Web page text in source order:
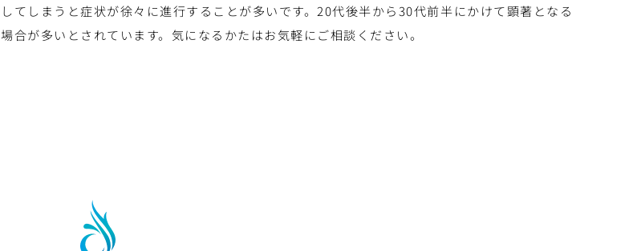
してしまうと症状が徐々に進行することが多いです。20代後半から30代前半にかけて顕著となる
場合が多いとされています。気になるかたはお気軽にご相談ください。